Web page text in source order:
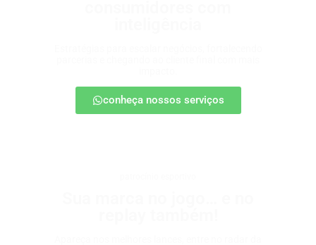
conheça nossos serviços